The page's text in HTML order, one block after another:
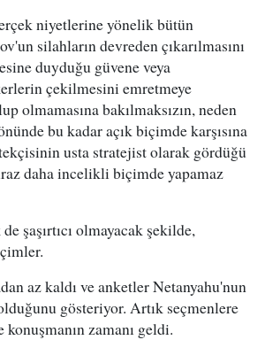
niyetlerine yönelik bütün
silahların devreden çıkarılmasını
duyduğu güvene veya
çekilmesini emretmeye
olmamasına bakılmaksızın, neden
bu kadar açık biçimde karşısına
usta stratejist olarak gördüğü
daha incelikli biçimde yapamaz
şaşırtıcı olmayacak şekilde,
az kaldı ve anketler Netanyahu'nun
gösteriyor. Artık seçmenlere
zamanı geldi.